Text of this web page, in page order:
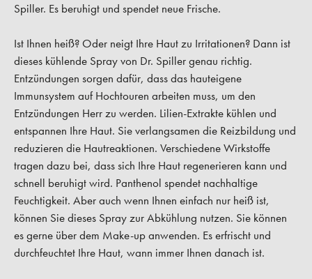
Spiller. Es beruhigt und spendet neue Frische.
Ist Ihnen heiß? Oder neigt Ihre Haut zu Irritationen? Dann ist
dieses kühlende Spray von Dr. Spiller genau richtig.
Entzündungen sorgen dafür, dass das hauteigene
Immunsystem auf Hochtouren arbeiten muss, um den
Entzündungen Herr zu werden. Lilien-Extrakte kühlen und
entspannen Ihre Haut. Sie verlangsamen die Reizbildung und
reduzieren die Hautreaktionen. Verschiedene Wirkstoffe
tragen dazu bei, dass sich Ihre Haut regenerieren kann und
schnell beruhigt wird. Panthenol spendet nachhaltige
Feuchtigkeit. Aber auch wenn Ihnen einfach nur heiß ist,
können Sie dieses Spray zur Abkühlung nutzen. Sie können
es gerne über dem Make-up anwenden. Es erfrischt und
durchfeuchtet Ihre Haut, wann immer Ihnen danach ist.